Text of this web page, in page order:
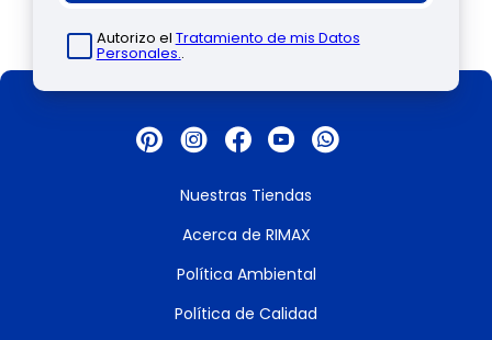
Autorizo el Tratamiento de mis Datos
Personales..
Nuestras Tiendas
Acerca de RIMAX
Política Ambiental
Política de Calidad